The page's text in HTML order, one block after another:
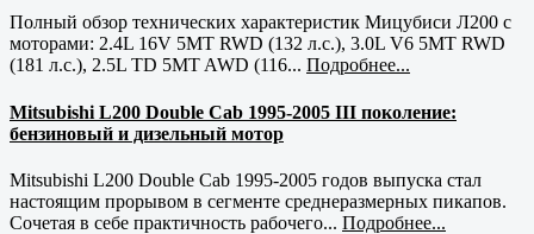
Полный обзор технических характеристик Мицубиси Л200 с
моторами: 2.4L 16V 5MT RWD (132 л.с.), 3.0L V6 5MT RWD
(181 л.с.), 2.5L TD 5MT AWD (116... Подробнее...
Mitsubishi L200 Double Cab 1995-2005 III поколение:
бензиновый и дизельный мотор
Mitsubishi L200 Double Cab 1995-2005 годов выпуска стал
настоящим прорывом в сегменте среднеразмерных пикапов.
Сочетая в себе практичность рабочего... Подробнее...